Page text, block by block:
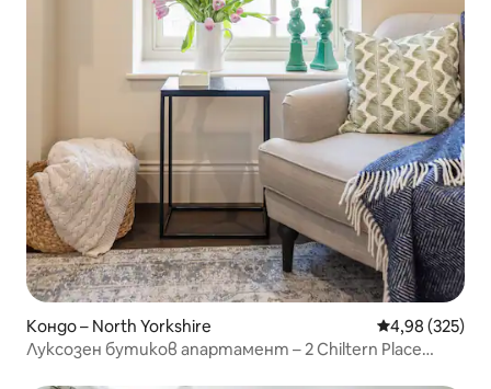
Кондо – North Yorkshire Средна
4,98 (325)
Луксозен бутиков апартамент – 2 Chiltern Place